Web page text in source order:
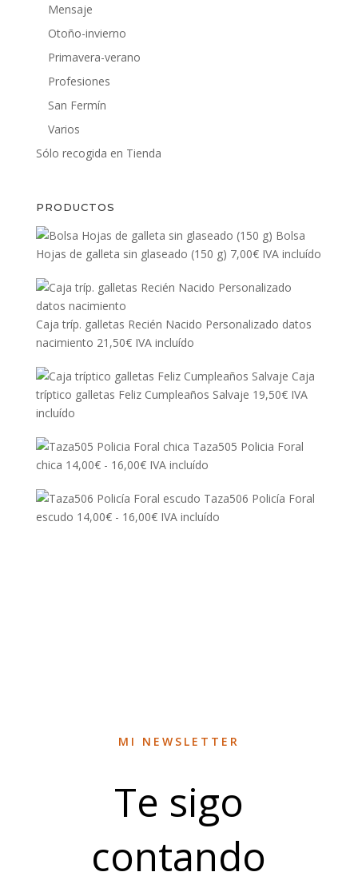
Mensaje
Otoño-invierno
Primavera-verano
Profesiones
San Fermín
Varios
Sólo recogida en Tienda
PRODUCTOS
Bolsa
Hojas de galleta sin glaseado (150 g) 7,00€ IVA incluído
Caja tríp. galletas Recién Nacido Personalizado datos
nacimiento 21,50€ IVA incluído
Caja
tríptico galletas Feliz Cumpleaños Salvaje 19,50€ IVA
incluído
Taza505 Policia Foral
chica 14,00€ - 16,00€Rango
precios:
desde
IVA incluído
Taza506 Policía Foral
escudo 14,00€ - 16,00€Rango
IVA incluído
MI NEWSLETTER
Te sigo
contando